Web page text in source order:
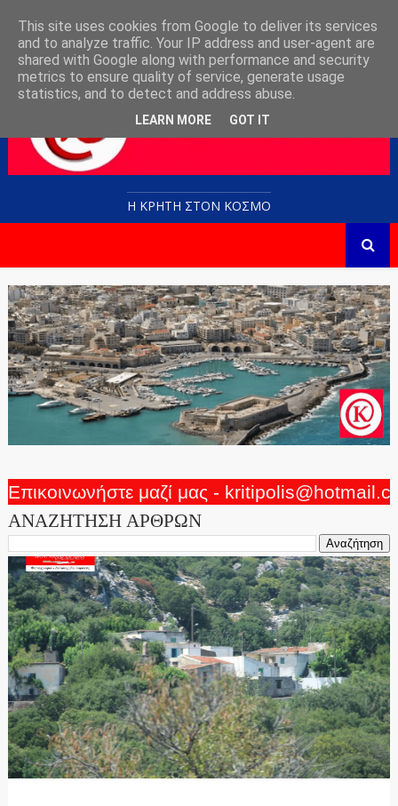
Η ΚΡΗΤΗ ΣΤΟN KOΣΜΟ
Επικοινωνήστε μαζί μας -
ΑΝΑΖΗΤΗΣΗ ΑΡΘΡΩΝ
This site uses cookies from Google to deliver its services
and to analyze traffic. Your IP address and user-agent are
shared with Google along with performance and security
metrics to ensure quality of service, generate usage
statistics, and to detect and address abuse.
LEARN MORE GOT IT